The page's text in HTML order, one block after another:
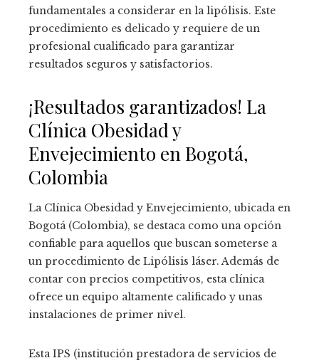
fundamentales a considerar en la lipólisis. Este
procedimiento es delicado y requiere de un
profesional cualificado para garantizar
resultados seguros y satisfactorios.
¡Resultados garantizados! La
Clínica Obesidad y
Envejecimiento en Bogotá,
Colombia
La Clínica Obesidad y Envejecimiento, ubicada en
Bogotá (Colombia), se destaca como una opción
confiable para aquellos que buscan someterse a
un procedimiento de Lipólisis láser. Además de
contar con precios competitivos, esta clínica
ofrece un equipo altamente calificado y unas
instalaciones de primer nivel.
Esta IPS (institución prestadora de servicios de